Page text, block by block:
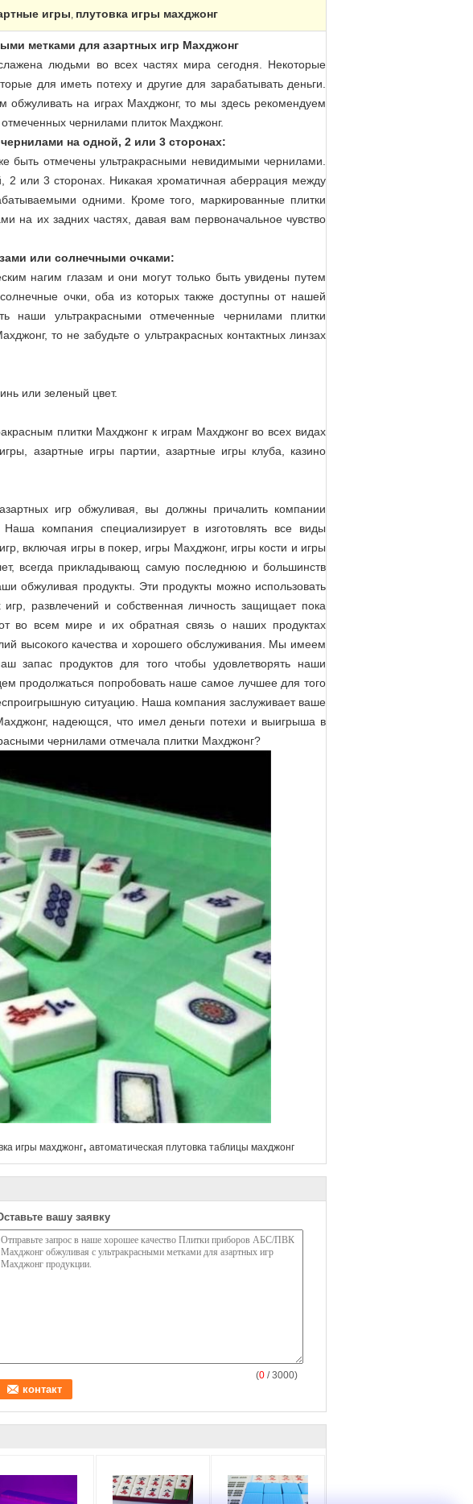
игры, плутовка игры махджонг
метками для азартных игр Махджонг
людьми во всех частях мира сегодня. Некоторые
для иметь потеху и другие для зарабатывать деньги.
обжуливать на играх Махджонг, то мы здесь рекомендуем
чернилами плиток Махджонг.
на одной, 2 или 3 сторонах:
быть отмечены ультракрасными невидимыми чернилами.
или 3 сторонах. Никакая хроматичная аберрация между
одними. Кроме того, маркированные плитки
на их задних частях, давая вам первоначальное чувство
или солнечными очками:
нагим глазам и они могут только быть увидены путем
очки, оба из которых также доступны от нашей
наши ультракрасными отмеченные чернилами плитки
то не забудьте о ультракрасных контактных линзах
или зеленый цвет.
плитки Махджонг к играм Махджонг во всех видах
азартные игры партии, азартные игры клуба, казино
игр обжуливая, вы должны причалить компании
компания специализирует в изготовлять все виды
включая игры в покер, игры Махджонг, игры кости и игры
всегда прикладывающ самую последнюю и большинств
обжуливая продукты. Эти продукты можно использовать
развлечений и собственная личность защищает пока
во всем мире и их обратная связь о наших продуктах
высокого качества и хорошего обслуживания. Мы имеем
запас продуктов для того чтобы удовлетворять наши
продолжаться попробовать наше самое лучшее для того
ситуацию. Наша компания заслуживает ваше
надеющся, что имел деньги потехи и выигрыша в
чернилами отмечала плитки Махджонг?
игры махджонг, автоматическая плутовка таблицы махджонг
вашу заявку
(0 / 3000)